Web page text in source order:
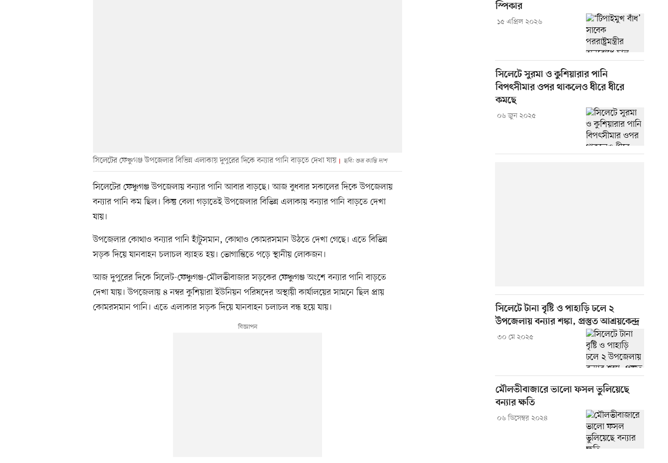
সিলেটের ফেঞ্চুগঞ্জ উপজেলার বিভিন্ন এলাকায় দুপুরের দিকে বন্যার পানি বাড়তে দেখা যায় ছবি: শুভ্র কান্তি দাশ
সিলেটের ফেঞ্চুগঞ্জ উপজেলায় বন্যার পানি আবার বাড়ছে। আজ বুধবার সকালের দিকে উপজেলায়
বন্যার পানি কম ছিল। কিন্তু বেলা গড়াতেই উপজেলার বিভিন্ন এলাকায় বন্যার পানি বাড়তে দেখা
যায়।
উপজেলার কোথাও বন্যার পানি হাঁটুসমান, কোথাও কোমরসমান উঠতে দেখা গেছে। এতে বিভিন্ন
সড়ক দিয়ে যানবাহন চলাচল ব্যাহত হয়। ভোগান্তিতে পড়ে স্থানীয় লোকজন।
আজ দুপুরের দিকে সিলেট-ফেঞ্চুগঞ্জ-মৌলভীবাজার সড়কের ফেঞ্চুগঞ্জ অংশে বন্যার পানি বাড়তে
দেখা যায়। উপজেলায় ৪ নম্বর কুশিয়ারা ইউনিয়ন পরিষদের অস্থায়ী কার্যালয়ের সামনে ছিল প্রায়
কোমরসমান পানি। এতে এলাকার সড়ক দিয়ে যানবাহন চলাচল বন্ধ হয়ে যায়।
স্পিকার
১৫ এপ্রিল ২০২৬
সিলেটে সুরমা ও কুশিয়ারার পানি
বিপৎসীমার ওপর থাকলেও ধীরে ধীরে
কমছে
০৬ জুন ২০২৫
সিলেটে টানা বৃষ্টি ও পাহাড়ি ঢলে ২
উপজেলায় বন্যার শঙ্কা, প্রস্তুত আশ্রয়কেন্দ্র
৩০ মে ২০২৫
মৌলভীবাজারে ভালো ফসল ভুলিয়েছে
বন্যার ক্ষতি
০৬ ডিসেম্বর ২০২৪